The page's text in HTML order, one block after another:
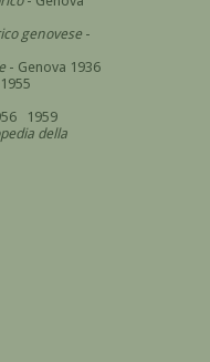
genovese -
- Genova 1936
1959
della